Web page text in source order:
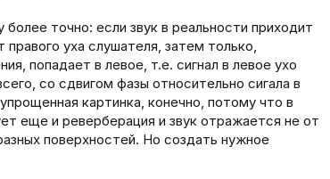
точно: если звук в реальности приходит
правого уха слушателя, затем только,
попадает в левое, т.е. сигнал в левое ухо
со сдвигом фазы относительно сигала в
картинка, конечно, потому что в
еще и реверберация и звук отражается не от
поверхностей. Но создать нужное